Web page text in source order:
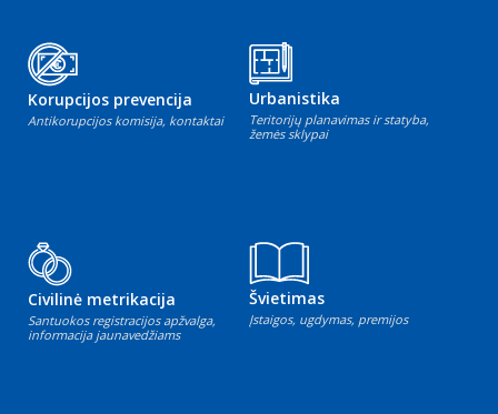
Korupcijos prevencija
Antikorupcijos komisija, kontaktai
Urbanistika
Teritorijų planavimas ir statyba,
žemės sklypai
Civilinė metrikacija
Santuokos registracijos apžvalga,
informacija jaunavedžiams
Švietimas
Įstaigos, ugdymas, premijos